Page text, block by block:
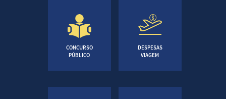
CONCURSO
PÚBLICO
DESPESAS
VIAGEM